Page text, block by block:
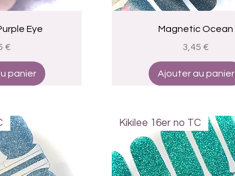
Eye
€
panier
Aperçu rapide
Magnetic Ocean
Prix
3,45 €
Ajouter au panier
Kikilee 16er no TC